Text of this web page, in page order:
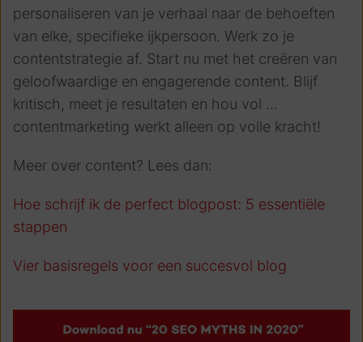
personaliseren van je verhaal naar de behoeften
van elke, specifieke ijkpersoon. Werk zo je
contentstrategie af. Start nu met het creëren van
geloofwaardige en engagerende content. Blijf
kritisch, meet je resultaten en hou vol …
contentmarketing werkt alleen op volle kracht!
Meer over content? Lees dan:
Hoe schrijf ik de perfect blogpost: 5 essentiële
stappen
Vier basisregels voor een succesvol blog